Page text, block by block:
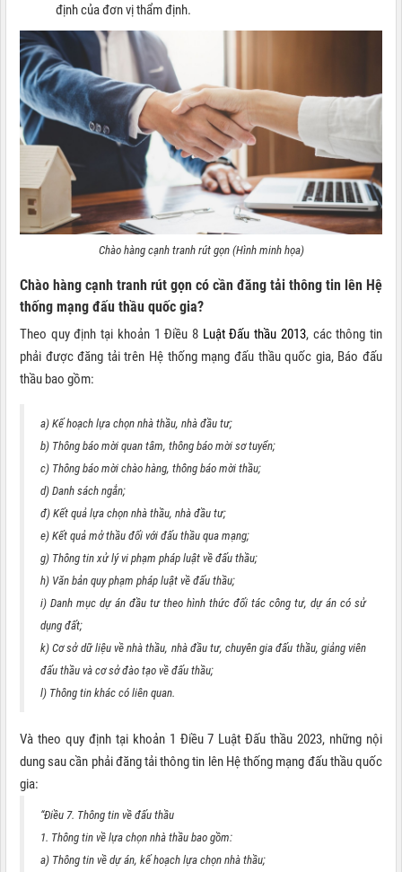
định của đơn vị thẩm định.
Chào hàng cạnh tranh rút gọn (Hình minh họa)
Chào hàng cạnh tranh rút gọn có cần đăng tải thông tin lên Hệ
thống mạng đấu thầu quốc gia?
Theo quy định tại khoản 1 Điều 8 Luật Đấu thầu 2013, các thông tin
phải được đăng tải trên Hệ thống mạng đấu thầu quốc gia, Báo đấu
thầu bao gồm:
a) Kế hoạch lựa chọn nhà thầu, nhà đầu tư;
b) Thông báo mời quan tâm, thông báo mời sơ tuyển;
c) Thông báo mời chào hàng, thông báo mời thầu;
d) Danh sách ngắn;
đ) Kết quả lựa chọn nhà thầu, nhà đầu tư;
e) Kết quả mở thầu đối với đấu thầu qua mạng;
g) Thông tin xử lý vi phạm pháp luật về đấu thầu;
h) Văn bản quy phạm pháp luật về đấu thầu;
i) Danh mục dự án đầu tư theo hình thức đối tác công tư, dự án có sử
dụng đất;
k) Cơ sở dữ liệu về nhà thầu, nhà đầu tư, chuyên gia đấu thầu, giảng viên
đấu thầu và cơ sở đào tạo về đấu thầu;
l) Thông tin khác có liên quan.
Và theo quy định tại khoản 1 Điều 7 Luật Đấu thầu 2023, những nội
dung sau cần phải đăng tải thông tin lên Hệ thống mạng đấu thầu quốc
gia:
“Điều 7. Thông tin về đấu thầu
1. Thông tin về lựa chọn nhà thầu bao gồm:
a) Thông tin về dự án, kế hoạch lựa chọn nhà thầu;